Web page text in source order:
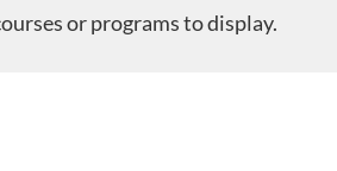
or programs to display.